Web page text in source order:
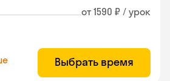
от 1590 ₽ / урок
Выбрать время